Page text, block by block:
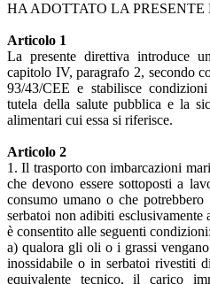
HA ADOTTATO LA PRESENTE
Articolo 1
La presente direttiva introduce
capitolo IV, paragrafo 2, secondo
93/43/CEE e stabilisce
tutela della salute pubblica e la
alimentari cui essa si riferisce.
Articolo 2
1. Il trasporto con imbarcazioni
che devono essere sottoposti a
consumo umano o che
serbatoi non adibiti
è consentito alle seguenti condizioni:
a) qualora gli oli o i grassi
inossidabile o in serbatoi rivestiti
equivalente tecnico, il carico